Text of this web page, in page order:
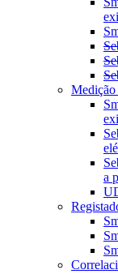
Medição
a